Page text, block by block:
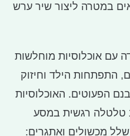
במטרה ליצור שיר ערש
עם אוכלוסיות מוחלשות
התפתחות הילד וחיזוק
הפעוטים. האוכלוסיות
טלטלה רגשית במסע
מכשולים ואתגרים: